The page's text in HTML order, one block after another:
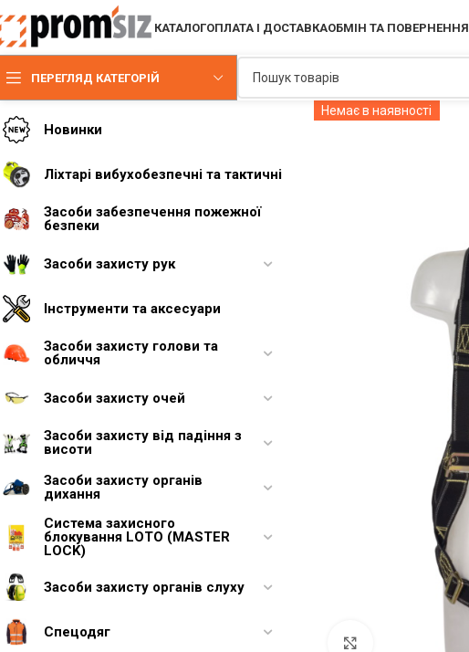
КАТАЛОГОПЛАТА І ДОСТАВКАОБМІН ТА ПОВЕРНЕННЯ
ПЕРЕГЛЯД КАТЕГОРІЙ
Новинки
Ліхтарі вибухобезпечні та тактичні
Засоби забезпечення пожежної
безпеки
Засоби захисту рук
Інструменти та аксесуари
Засоби захисту голови та
обличчя
Засоби захисту очей
Засоби захисту від падіння з
висоти
Засоби захисту органів
дихання
Система захисного
блокування LOTO (MASTER
LOCK)
Засоби захисту органів слуху
Спецодяг
Немає в наявності